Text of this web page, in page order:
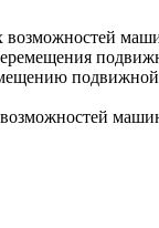
возможностей